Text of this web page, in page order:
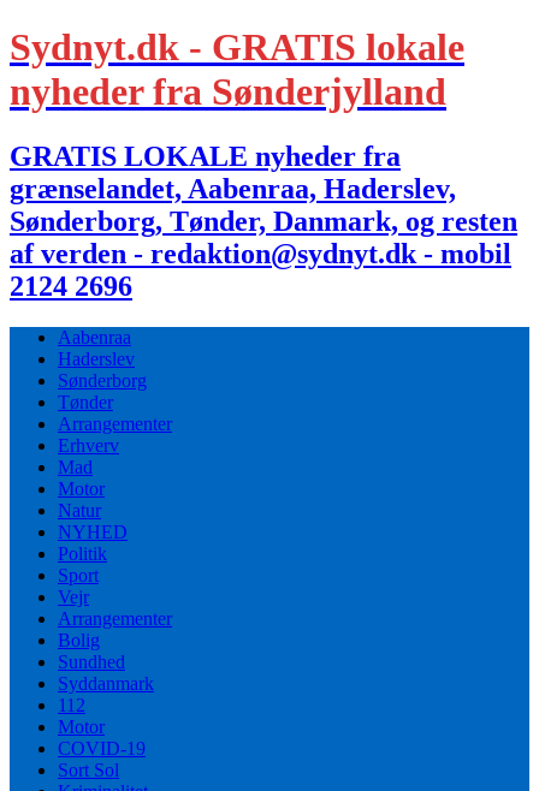
Sydnyt.dk - GRATIS lokale
nyheder fra Sønderjylland
GRATIS LOKALE nyheder fra
grænselandet, Aabenraa, Haderslev,
Sønderborg, Tønder, Danmark, og resten
af verden - redaktion@sydnyt.dk - mobil
2124 2696
Aabenraa
Haderslev
Sønderborg
Tønder
Arrangementer
Erhverv
Mad
Motor
Natur
NYHED
Politik
Sport
Vejr
Arrangementer
Bolig
Sundhed
Syddanmark
112
Motor
COVID-19
Sort Sol